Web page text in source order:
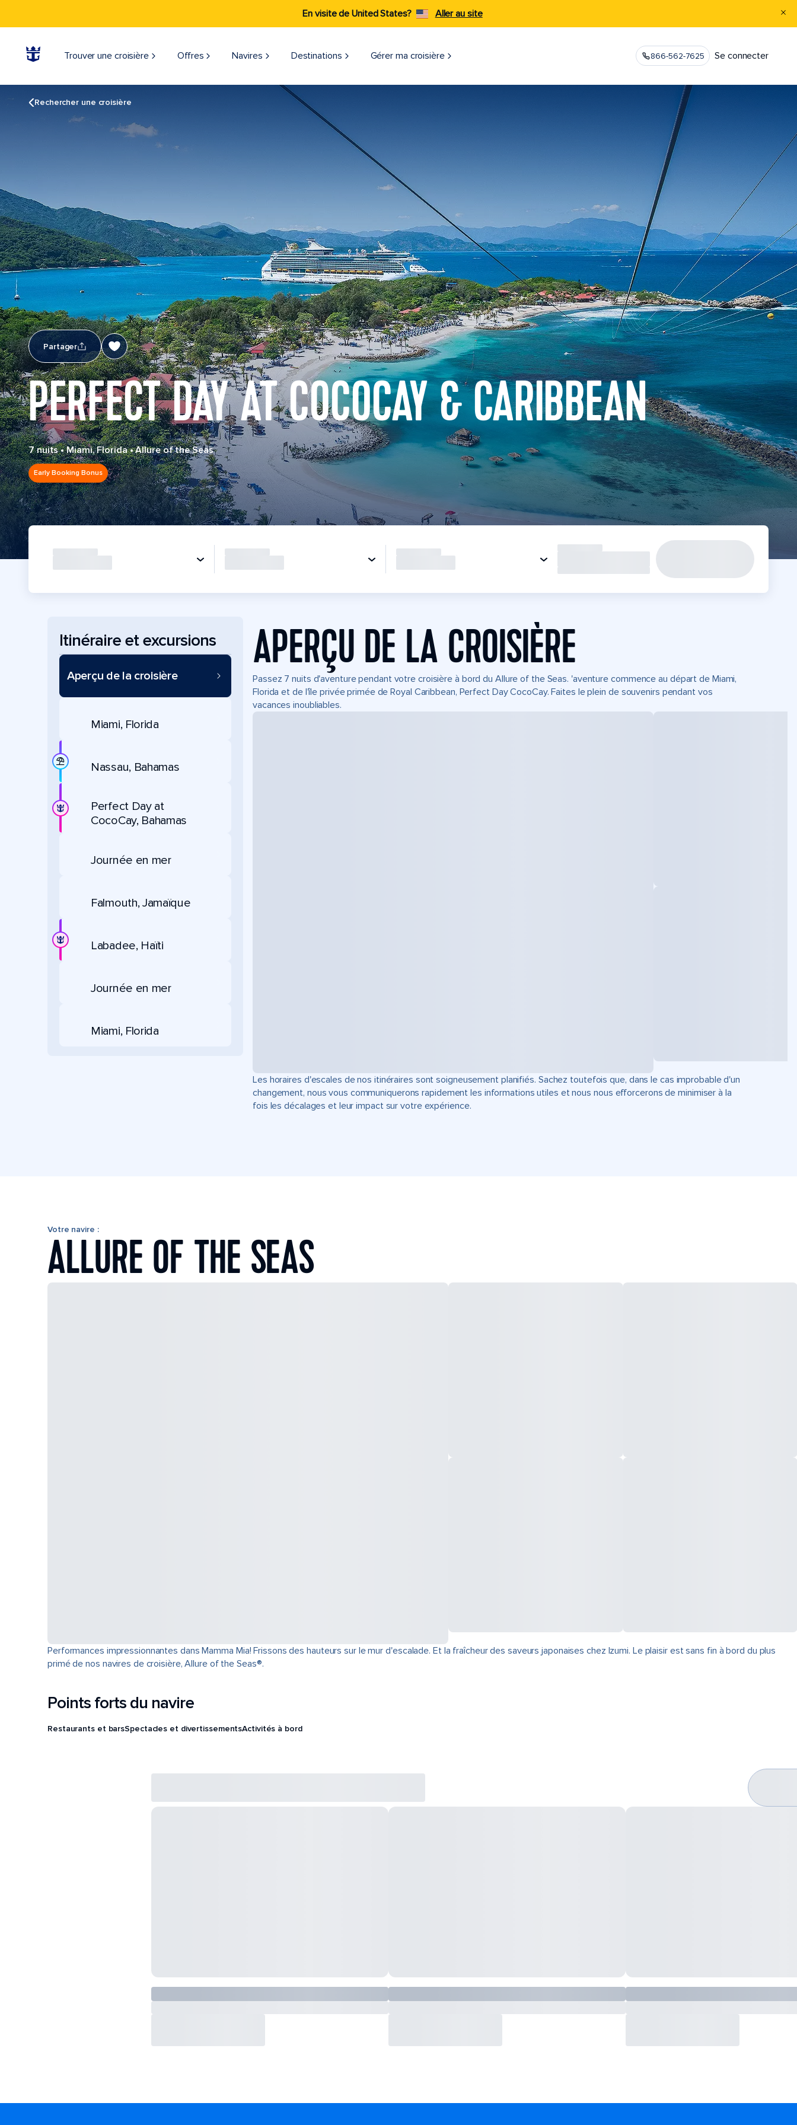
En visite de United States? Aller au site
Trouver une croisière Offres Navires Destinations Gérer ma croisière​ 866-562-7625 Se connecter
Rechercher une croisière
Partager
PERFECT DAY AT COCOCAY & CARIBBEAN
7 nuits•Miami, Florida•Allure of the Seas
Early Booking Bonus
Itinéraire et excursions
Aperçu de la croisière
Miami, Florida
Nassau, Bahamas
Perfect Day at
CocoCay, Bahamas
Journée en mer
Falmouth, Jamaïque
Labadee, Haïti
Journée en mer
Miami, Florida
APERÇU DE LA CROISIÈRE
Passez 7 nuits d'aventure pendant votre croisière à bord du Allure of the Seas. 'aventure commence au départ de Miami,
Florida et de l'île privée primée de Royal Caribbean, Perfect Day CocoCay. Faites le plein de souvenirs pendant vos
vacances inoubliables.
Les horaires d'escales de nos itinéraires sont soigneusement planifiés. Sachez toutefois que, dans le cas improbable d'un
changement, nous vous communiquerons rapidement les informations utiles et nous nous efforcerons de minimiser à la
fois les décalages et leur impact sur votre expérience.
Votre navire :
ALLURE OF THE SEAS
Performances impressionnantes dans Mamma Mia! Frissons des hauteurs sur le mur d'escalade. Et la fraîcheur des saveurs japonaises chez Izumi. Le plaisir est sans fin à bord du plus
primé de nos navires de croisière, Allure of the Seas®.
Points forts du navire
Restaurants et barsSpectacles et divertissementsActivités à bord